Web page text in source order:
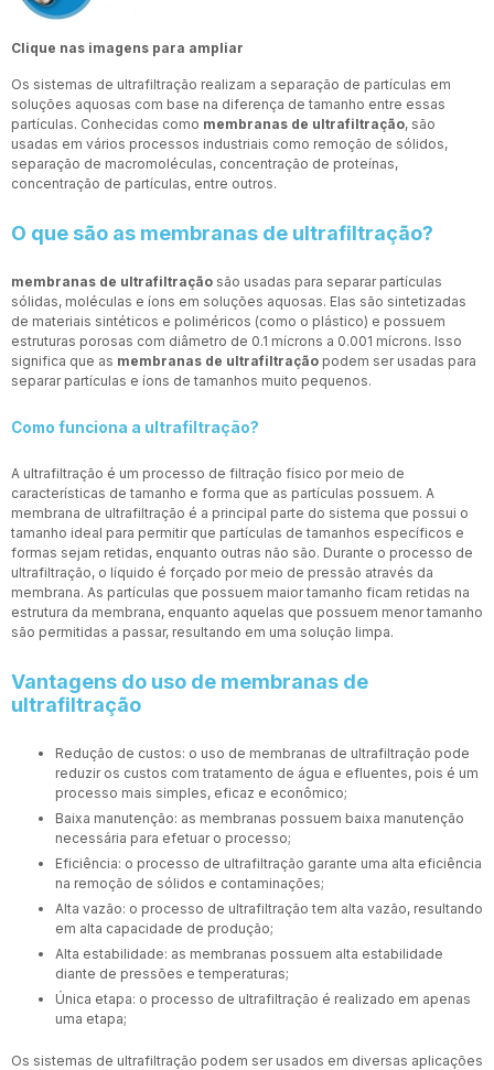
Clique nas imagens para ampliar
Os sistemas de ultrafiltração realizam a separação de partículas em
soluções aquosas com base na diferença de tamanho entre essas
partículas. Conhecidas como membranas de ultrafiltração, são
usadas em vários processos industriais como remoção de sólidos,
separação de macromoléculas, concentração de proteínas,
concentração de partículas, entre outros.
O que são as membranas de ultrafiltração?
membranas de ultrafiltração são usadas para separar partículas
sólidas, moléculas e íons em soluções aquosas. Elas são sintetizadas
de materiais sintéticos e poliméricos (como o plástico) e possuem
estruturas porosas com diâmetro de 0.1 mícrons a 0.001 mícrons. Isso
significa que as membranas de ultrafiltração podem ser usadas para
separar partículas e íons de tamanhos muito pequenos.
Como funciona a ultrafiltração?
A ultrafiltração é um processo de filtração físico por meio de
características de tamanho e forma que as partículas possuem. A
membrana de ultrafiltração é a principal parte do sistema que possui o
tamanho ideal para permitir que partículas de tamanhos específicos e
formas sejam retidas, enquanto outras não são. Durante o processo de
ultrafiltração, o líquido é forçado por meio de pressão através da
membrana. As partículas que possuem maior tamanho ficam retidas na
estrutura da membrana, enquanto aquelas que possuem menor tamanho
são permitidas a passar, resultando em uma solução limpa.
Vantagens do uso de membranas de
ultrafiltração
Redução de custos: o uso de membranas de ultrafiltração pode
reduzir os custos com tratamento de água e efluentes, pois é um
processo mais simples, eficaz e econômico;
Baixa manutenção: as membranas possuem baixa manutenção
necessária para efetuar o processo;
Eficiência: o processo de ultrafiltração garante uma alta eficiência
na remoção de sólidos e contaminações;
Alta vazão: o processo de ultrafiltração tem alta vazão, resultando
em alta capacidade de produção;
Alta estabilidade: as membranas possuem alta estabilidade
diante de pressões e temperaturas;
Única etapa: o processo de ultrafiltração é realizado em apenas
uma etapa;
Os sistemas de ultrafiltração podem ser usados em diversas aplicações